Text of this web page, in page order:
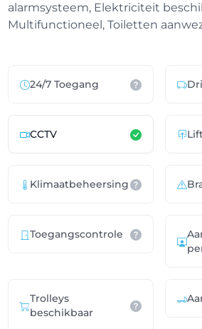
alarmsysteem, Elektriciteit
Multifunctioneel, Toiletten
24/7 Toegang
CCTV
Klimaatbeheersing
Toegangscontrole
Trolleys
beschikbaar